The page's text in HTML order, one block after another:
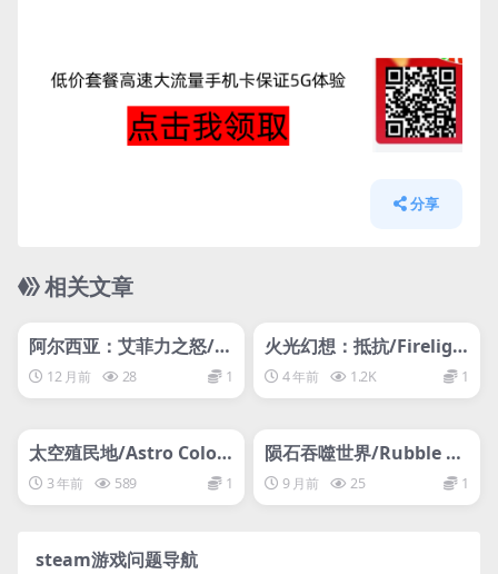
分享
相关文章
网盘下载游戏
阿尔西亚：艾菲力之怒/Al
theia: The Wrath of Afe
ri
12 月前 28 1
网盘下载游戏
火光幻想：抵抗/Fireligh
t Fantasy: Resistance
4 年前 1.2K 1
网盘下载游戏
太空殖民地/Astro Colon
y 3 年前 589 1
网盘下载游戏
陨石吞噬世界/Rubble Ea
ts The World
9 月前 25 1
steam游戏问题导航